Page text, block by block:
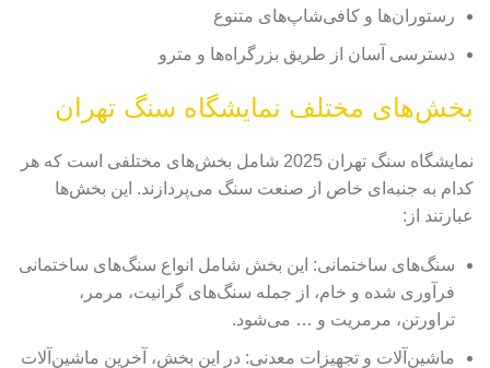
رستوران‌ها و کافی‌شاپ‌های متنوع
دسترسی آسان از طریق بزرگراه‌ها و مترو
بخش‌های مختلف نمایشگاه سنگ تهران
نمایشگاه سنگ تهران 2025 شامل بخش‌های مختلفی است که هر
کدام به جنبه‌ای خاص از صنعت سنگ می‌پردازند. این بخش‌ها
عبارتند از:
سنگ‌های ساختمانی: این بخش شامل انواع سنگ‌های ساختمانی
فرآوری شده و خام، از جمله سنگ‌های گرانیت، مرمر،
تراورتن، مرمریت و … می‌شود.
ماشین‌آلات و تجهیزات معدنی: در این بخش، آخرین ماشین‌آلات